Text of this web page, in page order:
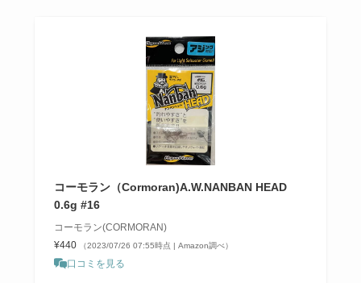
コーモラン（Cormoran)A.W.NANBAN HEAD
0.6g #16
コーモラン(CORMORAN)
¥440
（2023/07/26 07:55時点 | Amazon調べ）
口コミを見る